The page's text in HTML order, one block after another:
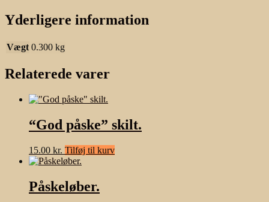
Yderligere information
Vægt 0.300 kg
Relaterede varer
“God påske” skilt.
15.00 kr. Tilføj til kurv
Påskeløber.